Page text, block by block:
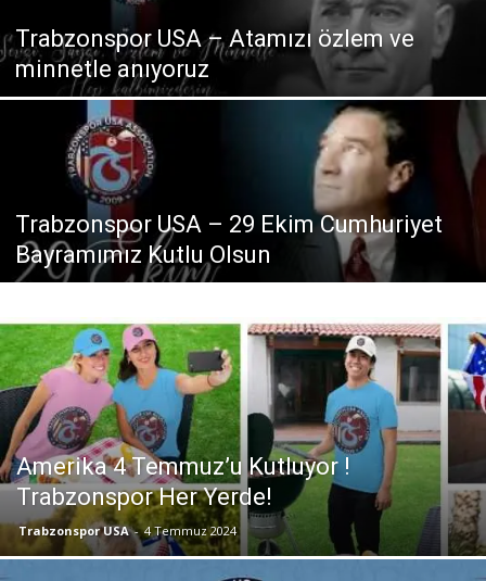
Trabzonspor USA – Atamızı özlem ve
minnetle anıyoruz
Trabzonspor USA – 29 Ekim Cumhuriyet
Bayramımız Kutlu Olsun
Amerika 4 Temmuz’u Kutluyor !
Trabzonspor Her Yerde!
Trabzonspor USA - 4 Temmuz 2024